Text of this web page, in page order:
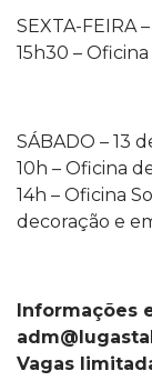
SEXTA-FEIRA
15h30 –
SÁBADO – 13
10h – Oficina
14h – Oficina
decoração e
Informações
Vagas